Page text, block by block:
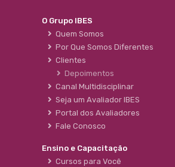
O Grupo IBES
Quem Somos
Por Que Somos Diferentes
Clientes
Depoimentos
Canal Multidisciplinar
Seja um Avaliador IBES
Portal dos Avaliadores
Fale Conosco
Ensino e Capacitação
Cursos para Você